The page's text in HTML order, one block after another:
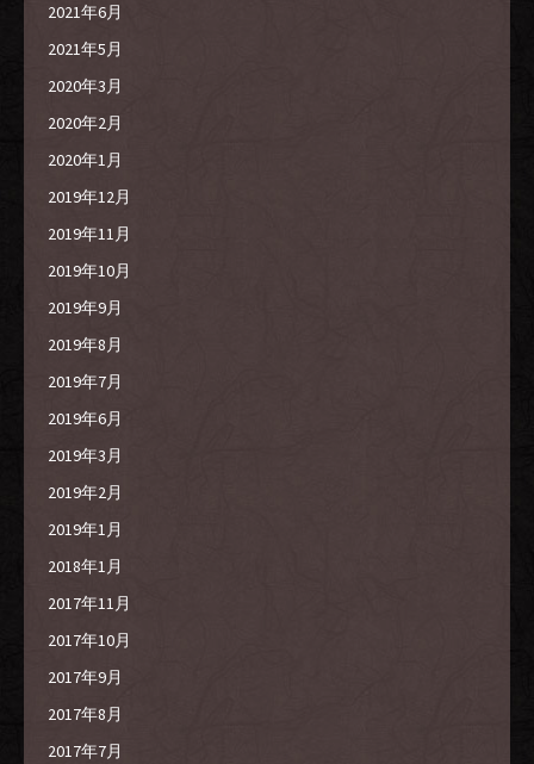
2021年6月
2021年5月
2020年3月
2020年2月
2020年1月
2019年12月
2019年11月
2019年10月
2019年9月
2019年8月
2019年7月
2019年6月
2019年3月
2019年2月
2019年1月
2018年1月
2017年11月
2017年10月
2017年9月
2017年8月
2017年7月